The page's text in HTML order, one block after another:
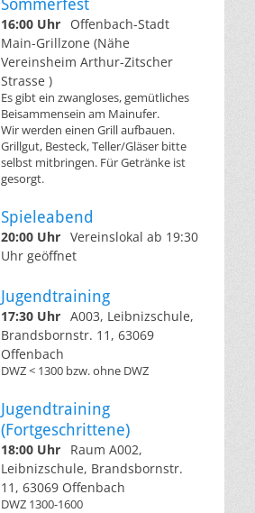
Sommerfest
16:00 Uhr
Offenbach-Stadt
Main-Grillzone (Nähe
Vereinsheim Arthur-Zitscher
Strasse )
Es gibt ein zwangloses, gemütliches
Beisammensein am Mainufer.
Wir werden einen Grill aufbauen.
Grillgut, Besteck, Teller/Gläser bitte
selbst mitbringen. Für Getränke ist
gesorgt.
Spieleabend
20:00 Uhr Vereinslokal ab 19:30
Uhr geöffnet
Jugendtraining
17:30 Uhr A003, Leibnizschule,
Brandsbornstr. 11, 63069
Offenbach
DWZ < 1300 bzw. ohne DWZ
Jugendtraining
(Fortgeschrittene)
18:00 Uhr
Raum A002,
Leibnizschule, Brandsbornstr.
11, 63069 Offenbach
DWZ 1300-1600